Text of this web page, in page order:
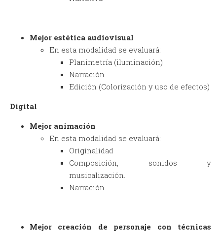
Mejor estética audiovisual
En esta modalidad se evaluará:
Planimetría (iluminación)
Narración
Edición (Colorización y uso de efectos)
Digital
Mejor animación
En esta modalidad se evaluará:
Originalidad
Composición, sonidos y
musicalización.
Narración
Mejor creación de personaje con técnicas